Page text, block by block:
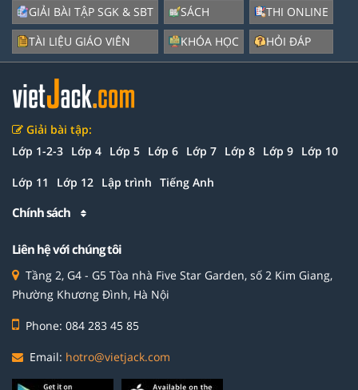
GIẢI BÀI TẬP SGK & SBT
TÀI LIỆU GIÁO VIÊN
SÁCH
KHÓA HỌC
THI ONLINE
HỎI ĐÁP
Giải bài tập:
Lớp 1-2-3 Lớp 4 Lớp 5 Lớp 6 Lớp 7 Lớp 8 Lớp 9 Lớp 10
Lớp 11 Lớp 12 Lập trình Tiếng Anh
Chính sách
Liên hệ với chúng tôi
Tầng 2, G4 - G5 Tòa nhà Five Star Garden, số 2 Kim Giang,
Phường Khương Đình, Hà Nội
Phone: 084 283 45 85
Email: hotro@vietjack.com